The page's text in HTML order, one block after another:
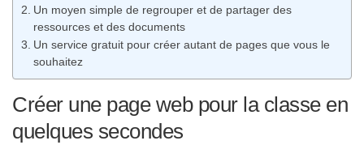
Un moyen simple de regrouper et de partager des
ressources et des documents
Un service gratuit pour créer autant de pages que vous le
souhaitez
Créer une page web pour la classe en
quelques secondes